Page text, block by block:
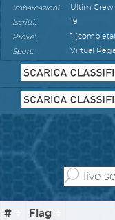
Imbarcazioni:
Ultim Crew
Iscritti:
19
Prove:
1
Sport: Virtual